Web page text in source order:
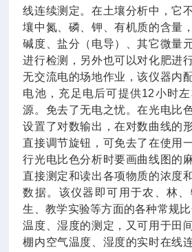
线连续测定。在土壤分析中，它
壤中氮、磷、钾、有机质的含量
碱度、盐分（电导）、其它微量
进行检测，另外也可以对化肥进
无交流电的场地作业，该仪器内
电池，充足电后可提供12小时
源。免去了无电之忧。在光电比
设置了对数输出，在对数曲线的
直接调节旋钮，可免去了在使用
行光电比色分析时要画曲线图的
直接测定和读出各项物质的浓度
数据。该仪器即可用于农、林
生、教学实验等方面的各种常规比
温度、湿度的测定，又可用于田
棚内空气温度、湿度的实时在线